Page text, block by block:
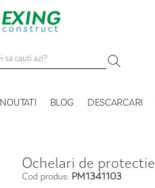
NOUTATI BLOG DESCARCARI
Ochelari de protectie
Cod produs: PM1341103